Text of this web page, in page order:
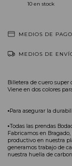
10 en stock
MEDIOS DE PAGO
MEDIOS DE
Billetera de cuero super
Viene en dos colores
•Para asegurar la
•Todas las prendas
Fabricamos en
productivo en nuestra
generamos trabajo de
nuestra huella de